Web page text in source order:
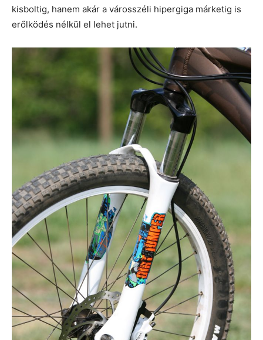
kisboltig, hanem akár a városszéli hipergiga márketig is
erőlködés nélkül el lehet jutni.